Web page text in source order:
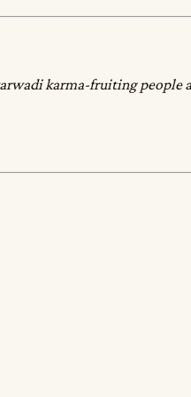
karma-fruiting people